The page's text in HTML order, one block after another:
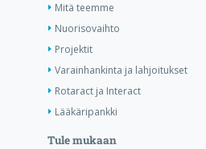
Mitä teemme
Nuorisovaihto
Projektit
Varainhankinta ja lahjoitukset
Rotaract ja Interact
Lääkäripankki
Tule mukaan